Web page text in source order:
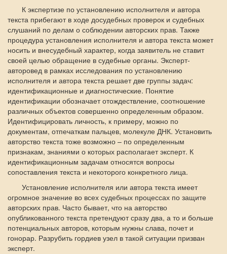
К экспертизе по установлению исполнителя и автора
текста прибегают в ходе досудебных проверок и судебных
слушаний по делам о соблюдении авторских прав. Также
процедура установления исполнителя и автора текста может
носить и внесудебный характер, когда заявитель не ставит
своей целью обращение в судебные органы. Эксперт-
авторовед в рамках исследования по установлению
исполнителя и автора текста решает две группы задач:
идентификационные и диагностические. Понятие
идентификации обозначает отождествление, соотношение
различных объектов совершенно определенным образом.
Идентифицировать личность, к примеру, можно по
документам, отпечаткам пальцев, молекуле ДНК. Установить
авторство текста тоже возможно – по определенным
признакам, знаниями о которых располагает эксперт. К
идентификационным задачам относятся вопросы
сопоставления текста и некоторого конкретного лица.
Установление исполнителя или автора текста имеет
огромное значение во всех судебных процессах по защите
авторских прав. Часто бывает, что на авторство
опубликованного текста претендуют сразу два, а то и больше
потенциальных авторов, которым нужны слава, почет и
гонорар. Разрубить гордиев узел в такой ситуации призван
эксперт.